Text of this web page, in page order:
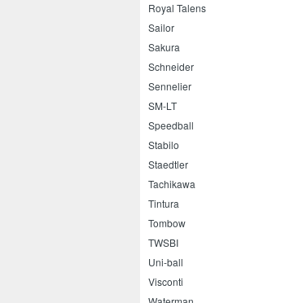
Royal Talens
Sailor
Sakura
Schneider
Sennelier
SM-LT
Speedball
Stabilo
Staedtler
Tachikawa
Tintura
Tombow
TWSBI
Uni-ball
Visconti